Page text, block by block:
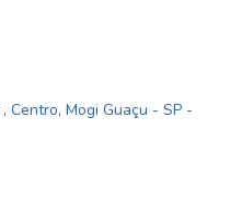
Centro, Mogi Guaçu - SP -